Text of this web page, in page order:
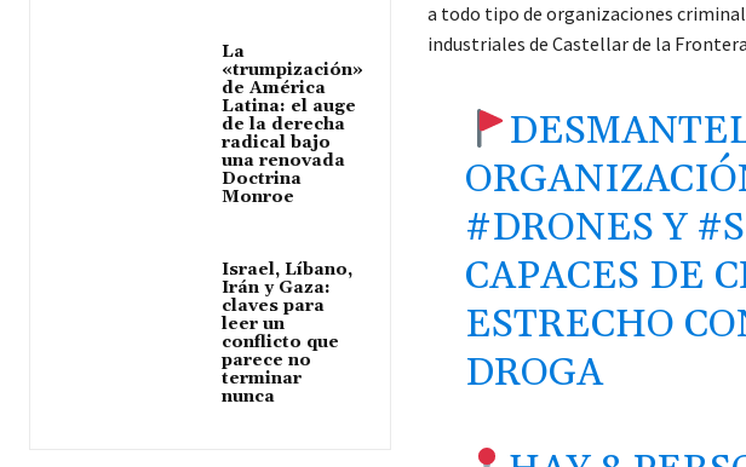
La
«trumpización»
de América
Latina: el auge
de la derecha
radical bajo
una renovada
Doctrina
Monroe
Israel, Líbano,
Irán y Gaza:
claves para
leer un
conflicto que
parece no
terminar
nunca
a todo tipo de organizaciones
industriales de Castellar de la
#DRONESY
CAPACES DE
ESTRECHO
DROGA